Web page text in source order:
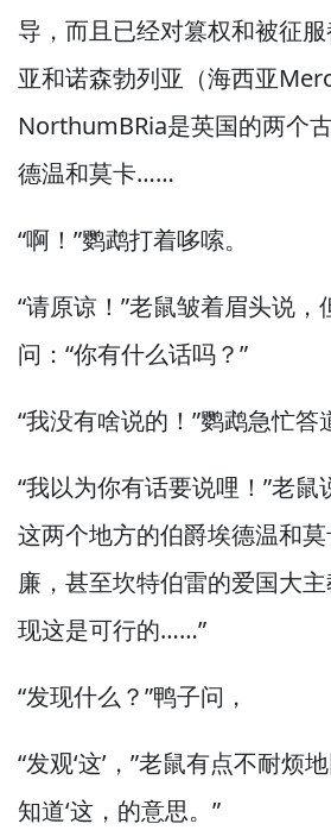
导， 而且已经对篡权和被征服
亚和诺森勃列亚（海西亚
NorthumBRia是英国的两个古
德温和莫卡……
“啊！”鹦鹉打着哆嗦。
“请原谅！”老鼠皱着眉头说，
问：“你有什么话吗？”
“我没有啥说的！”鹦鹉急忙答
“我以为你有话要说哩！”老鼠
这两个地方的伯爵埃德温和
廉， 甚至坎特伯雷的爱国大
现这是可行的……”
“发现什么？”鸭子问，
“发观‘这’，”老鼠有点不耐烦地
知道‘这， 的意思。”